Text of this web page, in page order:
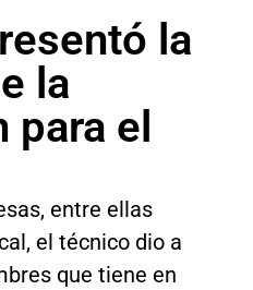
la
la
para el
entre ellas
el técnico dio a
que tiene en